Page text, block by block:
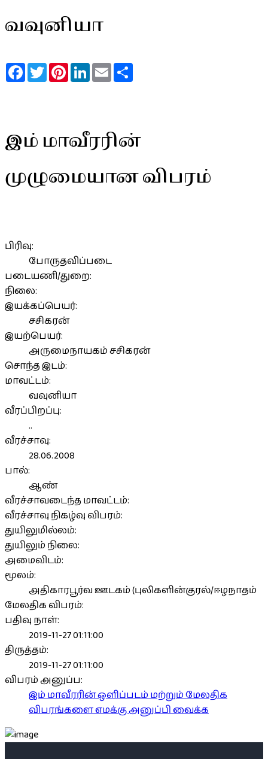
வவுனியா
FacebookTwitterPinterestLinkedInEmail
இம் மாவீரரின்
முழுமையான விபரம்
பிரிவு:
போருதவிப்படை
படையணி/துறை:
நிலை:
இயக்கப்பெயர்:
சசிகரன்
இயற்பெயர்:
அருமைநாயகம் சசிகரன்
சொந்த இடம்:
மாவட்டம்:
வவுனியா
வீரப்பிறப்பு:
..
வீரச்சாவு:
28.06.2008
பால்:
ஆண்
வீரச்சாவடைந்த மாவட்டம்:
வீரச்சாவு நிகழ்வு விபரம்:
துயிலுமில்லம்:
துயிலும் நிலை:
அமைவிடம்:
மூலம்:
அதிகாரபூர்வ ஊடகம் (புலிகளின்குரல்/ஈழநாதம்
மேலதிக விபரம்:
பதிவு நாள்:
2019-11-27 01:11:00
திருத்தம்:
2019-11-27 01:11:00
விபரம் அனுப்ப:
இம் மாவீரரின் ஒளிப்படம் மற்றும் மேலதிக
விபரங்களை எமக்கு அனுப்பி வைக்க